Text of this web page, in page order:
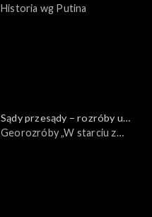
Kuby
Historia wg Putina
Sądy przesądy – rozróby u
Kuby
Georozróby „W starciu z